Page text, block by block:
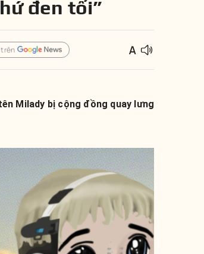
đen tối”
trên
Milady bị cộng đồng quay lưng